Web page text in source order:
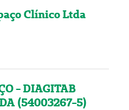
Clínico Ltda
- DIAGITAB
(54003267-5)